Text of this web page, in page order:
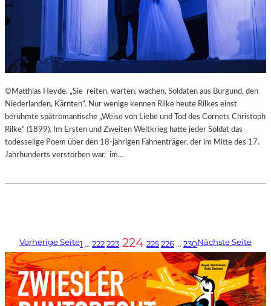
©Matthias Heyde. „Sie reiten, warten, wachen, Soldaten aus Burgund, den
Niederlanden, Kärnten“. Nur wenige kennen Rilke heute Rilkes einst
berühmte spätromantische „Weise von Liebe und Tod des Cornets Christoph
Rilke“ (1899). Im Ersten und Zweiten Weltkrieg hatte jeder Soldat das
todesselige Poem über den 18-jährigen Fahnenträger, der im Mitte des 17.
Jahrhunderts verstorben war, im…
Vorherige Seite1 … 222223 224 225226 … 230Nächste Seite